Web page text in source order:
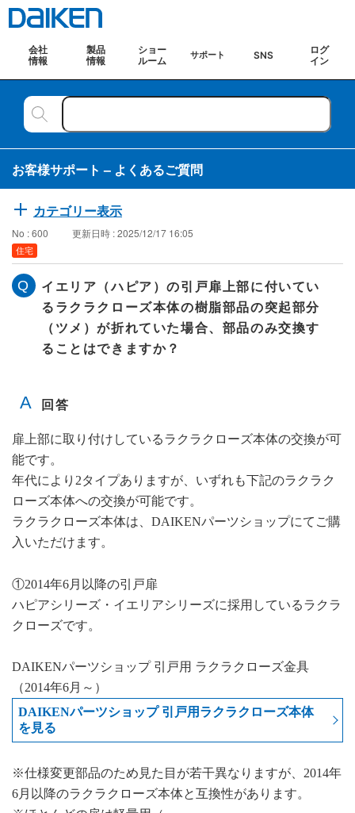
会社
情報
製品
情報
ショー
ルーム
サポート SNS
ログ
イン
お客様サポート – よくあるご質問
カテゴリー表示
No : 600 更新日時 : 2025/12/17 16:05
住宅
イエリア（ハピア）の引戸扉上部に付いてい
るラクラクローズ本体の樹脂部品の突起部分
（ツメ）が折れていた場合、部品のみ交換す
ることはできますか？
扉上部に取り付けしているラクラクローズ本体の交換が可
能です。
年代により2タイプありますが、いずれも下記のラクラク
ローズ本体への交換が可能です。
ラクラクローズ本体は、DAIKENパーツショップにてご購
入いただけます。
①2014年6月以降の引戸扉
ハピアシリーズ・イエリアシリーズに採用しているラクラ
クローズです。
DAIKENパーツショップ 引戸用 ラクラクローズ金具
（2014年6月～）
DAIKENパーツショップ 引戸用ラクラクローズ本体
を見る
※仕様変更部品のため見た目が若干異なりますが、2014年
6月以降のラクラクローズ本体と互換性があります。